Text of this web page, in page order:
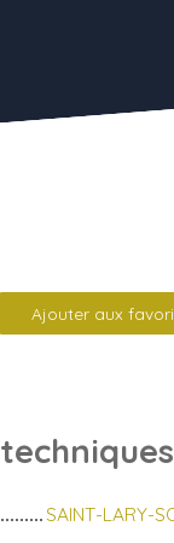
Ajouter aux
techniques
SAINT-LARY-